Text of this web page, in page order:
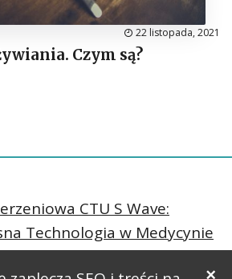
×
22 listopada, 2021
Czym są?
CTU S Wave:
Technologia w Medycynie